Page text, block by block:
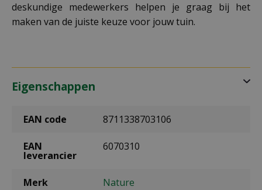
deskundige medewerkers helpen je graag bij het
maken van de juiste keuze voor jouw tuin.
Eigenschappen
EAN code 8711338703106
EAN
leverancier
6070310
Merk Nature